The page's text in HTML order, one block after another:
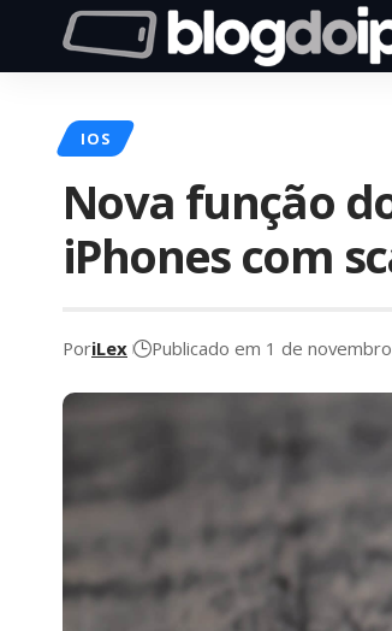
IOS
Nova função
iPhones com
PoriLex Publicado em 1 de